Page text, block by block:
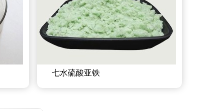
七水硫酸亚铁